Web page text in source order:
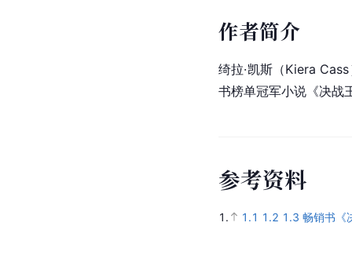
作者简介
绮拉·凯斯（Kiera
书榜单冠军小说《决战
参考资料
1. 1.1 1.2 1.3 畅销书《